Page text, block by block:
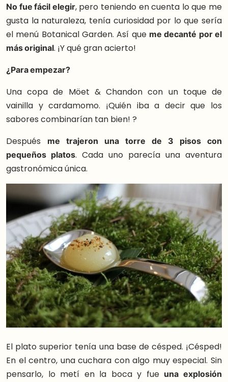
No fue fácil elegir, pero teniendo en cuenta lo que me
gusta la naturaleza, tenía curiosidad por lo que sería
el menú Botanical Garden. Así que me decanté por el
más original. ¡Y qué gran acierto!
¿Para empezar?
Una copa de Möet & Chandon con un toque de
vainilla y cardamomo. ¡Quién iba a decir que los
sabores combinarían tan bien! ?
Después me trajeron una torre de 3 pisos con
pequeños platos. Cada uno parecía una aventura
gastronómica única.
El plato superior tenía una base de césped. ¡Césped!
En el centro, una cuchara con algo muy especial. Sin
pensarlo, lo metí en la boca y fue una explosión